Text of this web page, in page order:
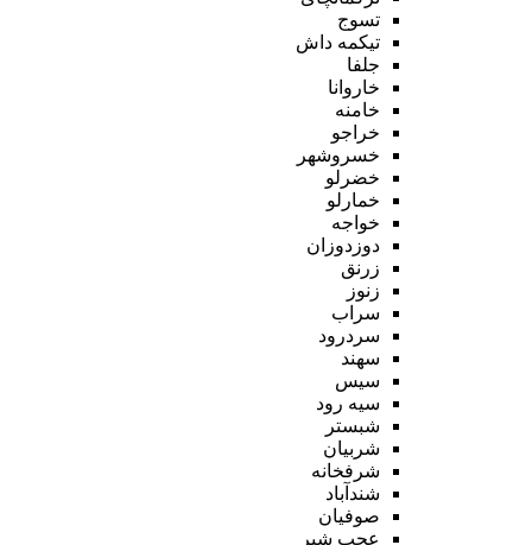
تسوج
تیکمه داش
جلفا
خاروانا
خامنه
خراجو
خسروشهر
خضرلو
خمارلو
خواجه
دوزدوزان
زرنق
زنوز
سراب
سردرود
سهند
سیس
سیه رود
شبستر
شربیان
شرفخانه
شندآباد
صوفیان
عجب شیر